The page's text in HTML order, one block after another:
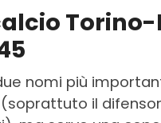
Torino-
nomi più
il